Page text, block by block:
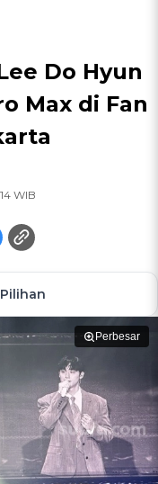
Do Hyun
Max di Fan
WIB
Perbesar